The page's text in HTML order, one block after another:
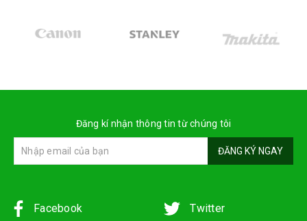
Đăng kí nhận thông tin từ chúng tôi
ĐĂNG KÝ NGAY
Facebook Twitter